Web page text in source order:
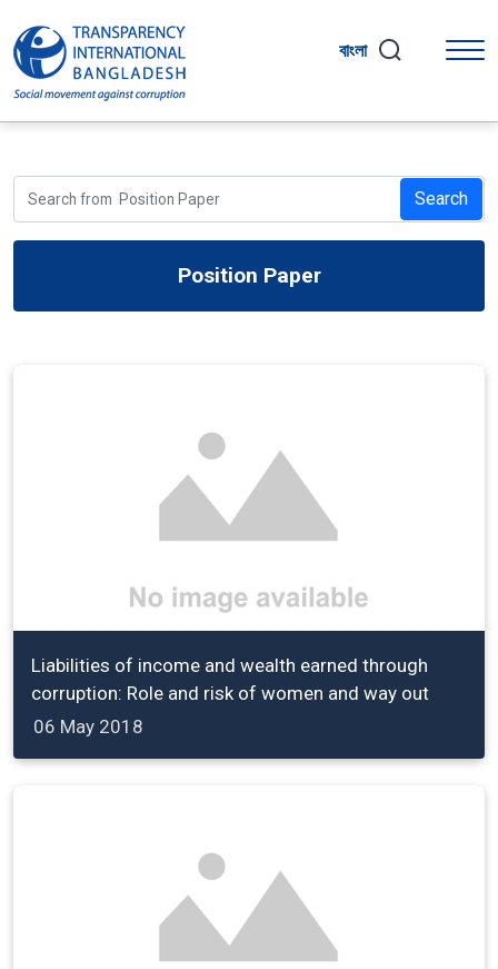
বাংলা
Search
Position Paper
Liabilities of income and wealth earned through
corruption: Role and risk of women and way out
06 May 2018